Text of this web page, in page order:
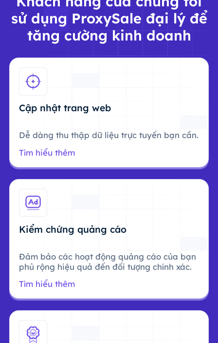
sử dụng ProxySale đại lý để
tăng cường kinh doanh
Cập nhật trang web
Dễ dàng thu thập dữ liệu trực tuyến bạn cần.
Tìm hiểu thêm
Kiểm chứng quảng cáo
Đảm bảo các hoạt động quảng cáo của bạn
phủ rộng hiệu quả đến đối tượng chính xác.
Tìm hiểu thêm